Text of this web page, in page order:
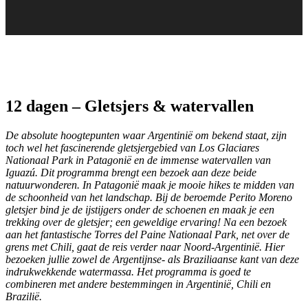
12 dagen – Gletsjers & watervallen
De absolute hoogtepunten waar Argentinië om bekend staat, zijn
toch wel het fascinerende gletsjergebied van Los Glaciares
Nationaal Park in Patagonië en de immense watervallen van
Iguazú. Dit programma brengt een bezoek aan deze beide
natuurwonderen. In Patagonië maak je mooie hikes te midden van
de schoonheid van het landschap. Bij de beroemde Perito Moreno
gletsjer bind je de ijstijgers onder de schoenen en maak je een
trekking over de gletsjer; een geweldige ervaring! Na een bezoek
aan het fantastische Torres del Paine Nationaal Park, net over de
grens met Chili, gaat de reis verder naar Noord-Argentinië. Hier
bezoeken jullie zowel de Argentijnse- als Braziliaanse kant van deze
indrukwekkende watermassa. Het programma is goed te
combineren met andere bestemmingen in Argentinië, Chili en
Brazilië.